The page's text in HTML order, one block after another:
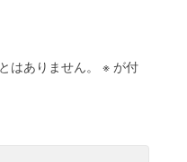
はありません。 ※ が付